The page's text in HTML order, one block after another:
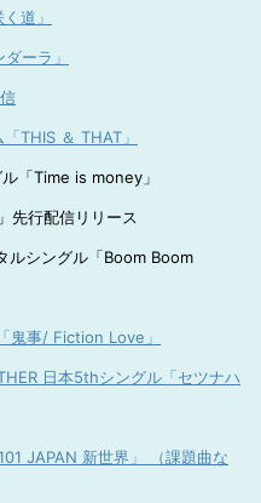
道」
ーラ」
THIS ＆ THAT」
「Time is money」
先行配信リリース
ルシングル「Boom Boom
鬼事/ Fiction Love」
日本5thシングル「セツナハ
JAPAN 新世界」 （課題曲な